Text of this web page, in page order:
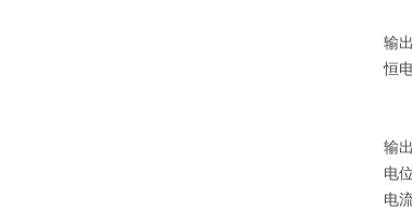
输
恒
输
电
电